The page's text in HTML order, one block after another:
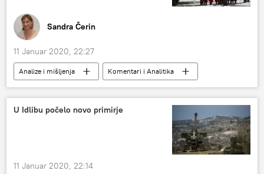
Sandra Čerin
11 Januar 2020, 22:27
Analize i mišljenja
Komentari i Analitika
Srbija
evrointegracije
U Idlibu počelo novo primirje
11 Januar 2020, 22:14